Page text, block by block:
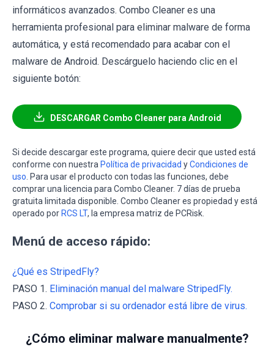
informáticos avanzados. Combo Cleaner es una
herramienta profesional para eliminar malware de forma
automática, y está recomendado para acabar con el
malware de Android. Descárguelo haciendo clic en el
siguiente botón:
DESCARGAR Combo Cleaner para Android
Si decide descargar este programa, quiere decir que usted está
conforme con nuestra Política de privacidad yCondiciones de
uso . Para usar el producto con todas las funciones, debe
comprar una licencia para Combo Cleaner. 7 días de prueba
gratuita limitada disponible. Combo Cleaner es propiedad y está
operado por RCS LT, la empresa matriz de PCRisk.
Menú de acceso rápido:
¿Qué es StripedFly?
PASO 1. Eliminación manual del malware StripedFly.
PASO 2. Comprobar si su ordenador está libre de virus.
¿Cómo eliminar malware manualmente?